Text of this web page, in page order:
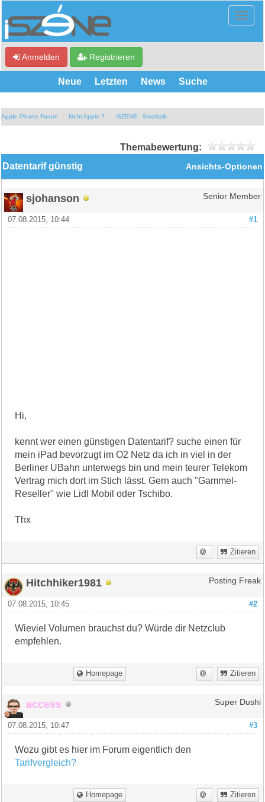
Anmelden Registrieren
Neue Letzten News Suche
Apple iPhone Forum Nicht Apple ? iSZENE - Smalltalk
Themabewertung:
Ansichts-Optionen
Datentarif günstig
sjohanson Senior Member
#1
07.08.2015, 10:44
Hi,
kennt wer einen günstigen Datentarif? suche einen für
mein iPad bevorzugt im O2 Netz da ich in viel in der
Berliner UBahn unterwegs bin und mein teurer Telekom
Vertrag mich dort im Stich lässt. Gern auch "Gammel-
Reseller" wie Lidl Mobil oder Tschibo.
Thx
Zitieren
Hitchhiker1981 Posting Freak
#2
07.08.2015, 10:45
Wieviel Volumen brauchst du? Würde dir Netzclub
empfehlen.
Homepage Zitieren
access Super Dushi
#3
07.08.2015, 10:47
Wozu gibt es hier im Forum eigentlich den
Tarifvergleich?
Homepage Zitieren